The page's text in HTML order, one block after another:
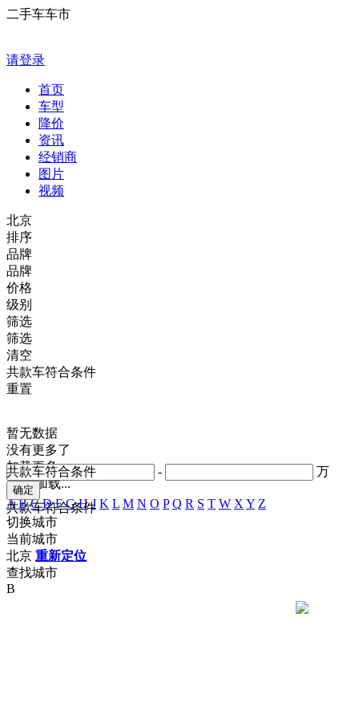
二手车车市
请登录
首页
车型
降价
资讯
经销商
图片
视频
北京
排序
品牌
品牌
价格
- 万
共款车符合条件
级别
共款车符合条件
筛选
筛选
清空
共款车符合条件
重置
暂无数据
没有更多了
加载更多
正在加载...
A B C D F G H J K L M N O P Q R S T W X Y Z
切换城市
当前城市
北京 重新定位
查找城市
B